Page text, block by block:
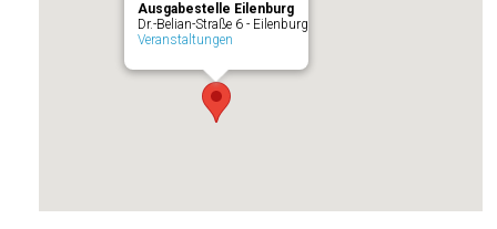
Ausgabestelle Eilenburg
Dr.-Belian-Straße 6 - Eilenburg
Veranstaltungen